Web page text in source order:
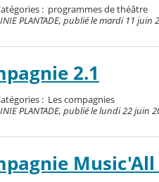
: programmes de théâtre
PLANTADE, publié le mardi 11
2.1
: Les compagnies
PLANTADE, publié le lundi 22
Music'All